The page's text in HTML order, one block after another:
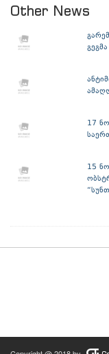
Other News
17
15